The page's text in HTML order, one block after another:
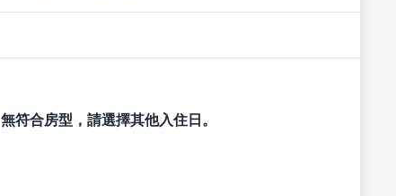
無符合房型，請選擇其他入住日。